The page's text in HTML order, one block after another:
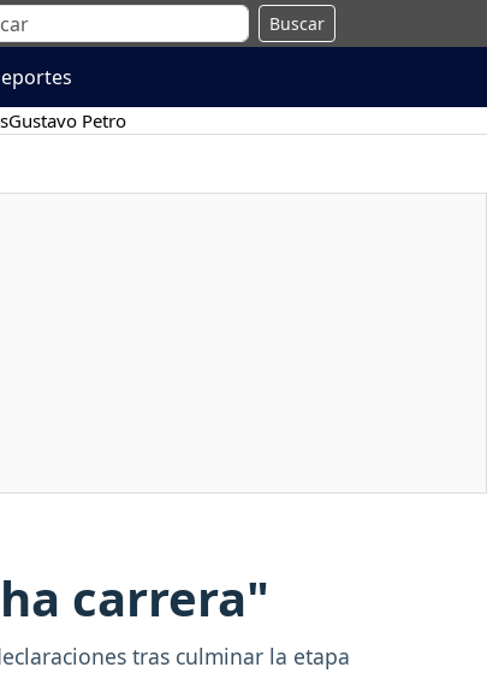
Buscar
Gustavo Petro
carrera"
tras culminar la etapa